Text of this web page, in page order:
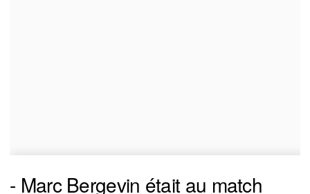
- Marc Bergevin était au match